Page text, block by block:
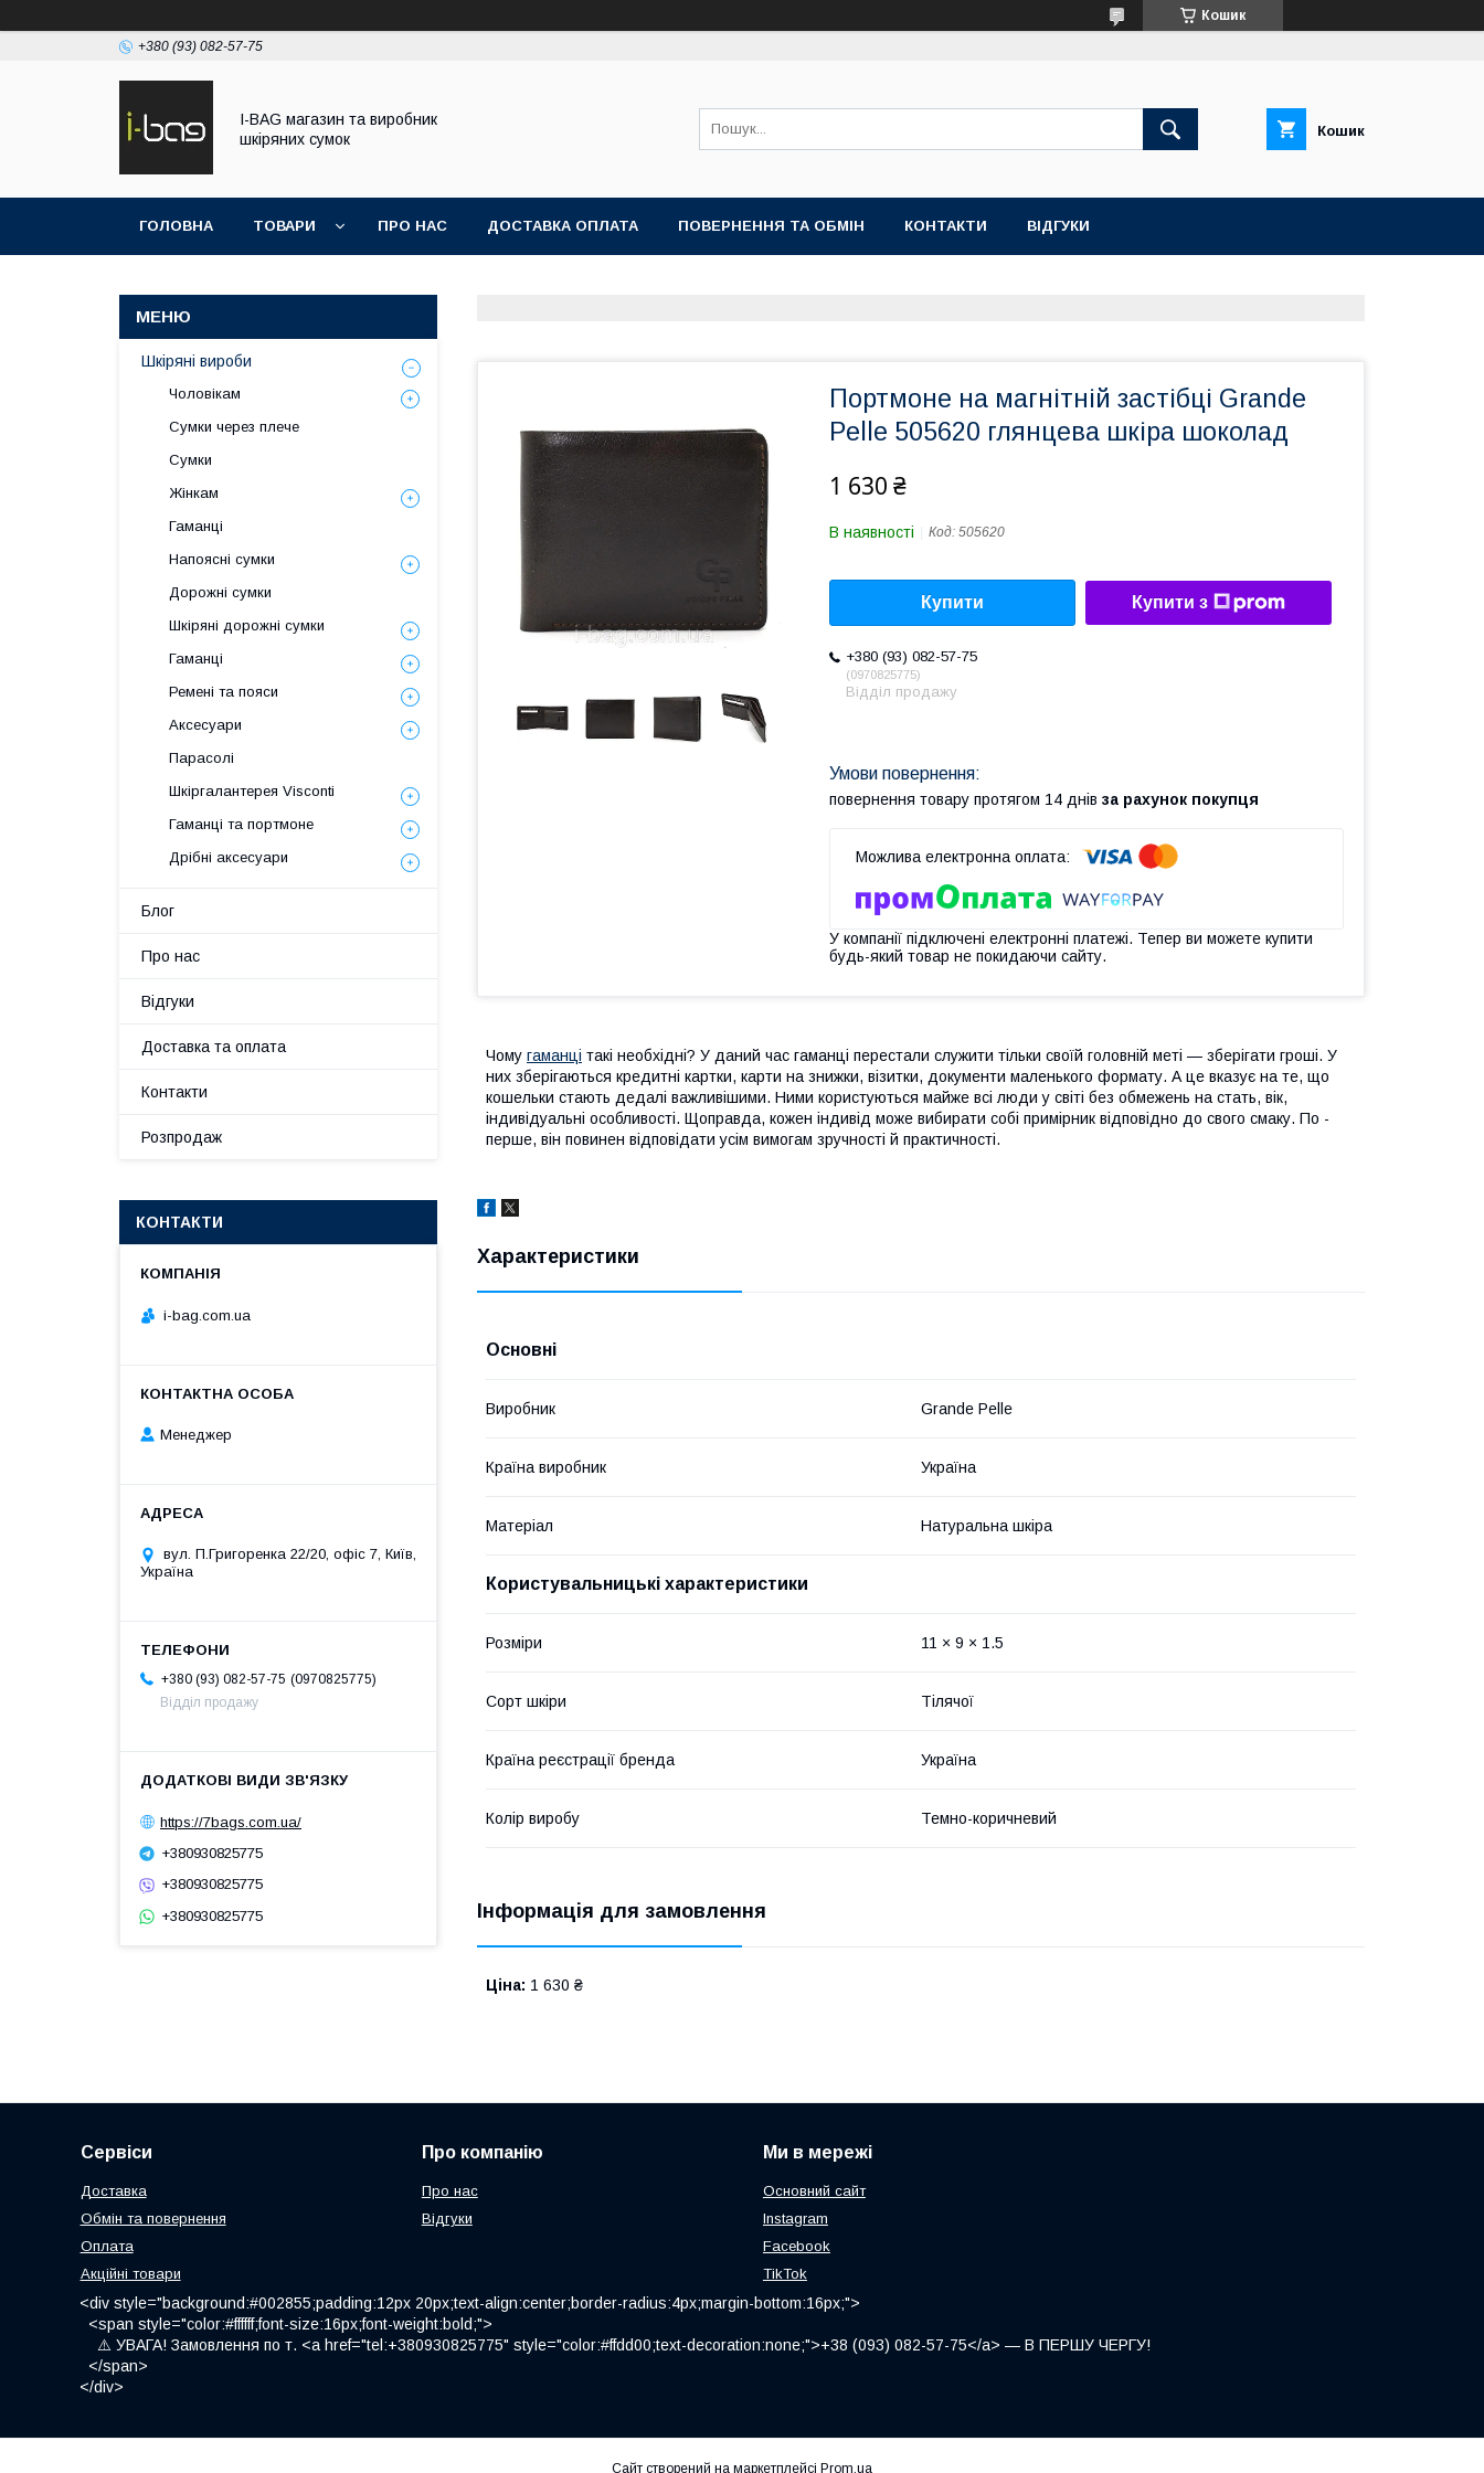
Кошик
+380 (93) 082-57-75
I-BAG магазин та виробник
шкіряних сумок
Кошик
ГОЛОВНА ТОВАРИ ПРО НАС ДОСТАВКА ОПЛАТА ПОВЕРНЕННЯ ТА ОБМІН КОНТАКТИ ВІДГУКИ
Портмоне на магнітній застібці Grande
Pelle 505620 глянцева шкіра шоколад
1 630 ₴
В наявності Код: 505620
Купити Купити з
+380 (93) 082-57-75
0970825775
Відділ продажу
повернення товару протягом 14 днів за рахунок покупця
У компанії підключені електронні платежі. Тепер ви можете купити
будь-який товар не покидаючи сайту.
Чому гаманці такі необхідні? У даний час гаманці перестали служити тільки своїй головній меті — зберігати гроші. У
них зберігаються кредитні картки, карти на знижки, візитки, документи маленького формату. А це вказує на те, що
кошельки стають дедалі важливішими. Ними користуються майже всі люди у світі без обмежень на стать, вік,
індивідуальні особливості. Щоправда, кожен індивід може вибирати собі примірник відповідно до свого смаку. По -
перше, він повинен відповідати усім вимогам зручності й практичності.
Характеристики
Основні
Виробник Grande Pelle
Країна виробник Україна
Матеріал Натуральна шкіра
Користувальницькі характеристики
Розміри 11 × 9 × 1.5
Сорт шкіри Тілячої
Країна реєстрації бренда Україна
Колір виробу Темно-коричневий
Інформація для замовлення
Ціна: 1 630 ₴
Шкіряні вироби
Чоловікам
Сумки через плече
Сумки
Жінкам
Гаманці
Напоясні сумки
Дорожні сумки
Шкіряні дорожні сумки
Гаманці
Ремені та пояси
Аксесуари
Парасолі
Шкіргалантерея Visconti
Гаманці та портмоне
Дрібні аксесуари
Блог
Про нас
Відгуки
Доставка та оплата
Контакти
Розпродаж
КОНТАКТИ
i-bag.com.ua
Менеджер
вул. П.Григоренка 22/20, офіс 7, Київ,
Україна
+380 (93) 082-57-75
0970825775
Відділ продажу
https://7bags.com.ua/
+380930825775
+380930825775
+380930825775
Сервіси
Доставка
Обмін та повернення
Оплата
Акційні товари
Про компанію
Про нас
Відгуки
Ми в мережі
Основний сайт
Instagram
Facebook
TikTok
<div style="background:#002855;padding:12px 20px;text-align:center;border-radius:4px;margin-bottom:16px;">
<span style="color:#ffffff;font-size:16px;font-weight:bold;">
⚠️ УВАГА! Замовлення по т. <a href="tel:+380930825775" style="color:#ffdd00;text-decoration:none;">+38 (093) 082-57-75</a> — В ПЕРШУ ЧЕРГУ!
</span>
</div>
Сайт створений на маркетплейсі Prom.ua